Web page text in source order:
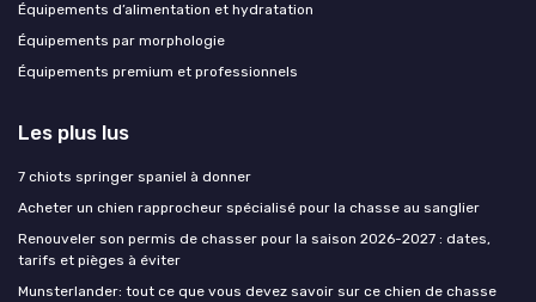
Équipements d’alimentation et hydratation
Équipements par morphologie
Équipements premium et professionnels
Les plus lus
7 chiots springer spaniel à donner
Acheter un chien rapprocheur spécialisé pour la chasse au sanglier
Renouveler son permis de chasser pour la saison 2026-2027 : dates,
tarifs et pièges à éviter
Munsterlander: tout ce que vous devez savoir sur ce chien de chasse